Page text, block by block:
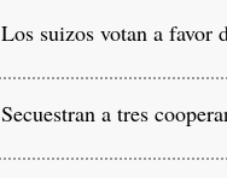
Los suizos votan a favor
Secuestran a tres